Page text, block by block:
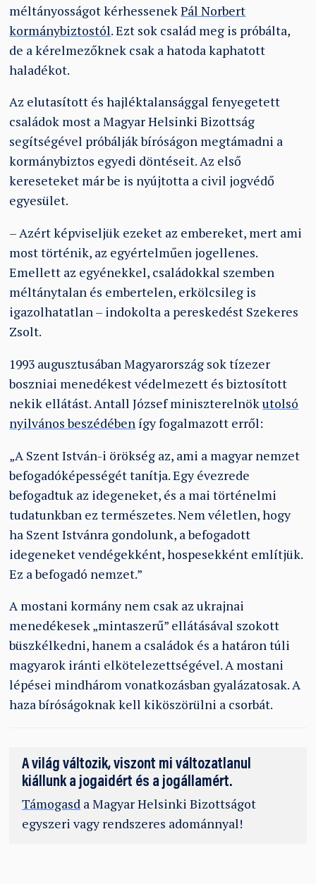
méltányosságot kérhessenekPál Norbert
kormánybiztostól. Ezt sok család meg is próbálta,
de a kérelmezőknek csak a hatoda kaphatott
haladékot.
Az elutasított és hajléktalansággal fenyegetett
családok most a Magyar Helsinki Bizottság
segítségével próbálják bíróságon megtámadni a
kormánybiztos egyedi döntéseit. Az első
kereseteket már be is nyújtotta a civil jogvédő
egyesület.
– Azért képviseljük ezeket az embereket, mert ami
most történik, az egyértelműen jogellenes.
Emellett az egyénekkel, családokkal szemben
méltánytalan és embertelen, erkölcsileg is
igazolhatatlan – indokolta a pereskedést Szekeres
Zsolt.
1993 augusztusában Magyarország sok tízezer
boszniai menedékest védelmezett és biztosított
nekik ellátást. Antall József miniszterelnökutolsó
nyilvános beszédében így fogalmazott erről:
„A Szent István-i örökség az, ami a magyar nemzet
befogadóképességét tanítja. Egy évezrede
befogadtuk az idegeneket, és a mai történelmi
tudatunkban ez természetes. Nem véletlen, hogy
ha Szent Istvánra gondolunk, a befogadott
idegeneket vendégekként, hospesekként említjük.
Ez a befogadó nemzet.”
A mostani kormány nem csak az ukrajnai
menedékesek „mintaszerű” ellátásával szokott
büszkélkedni, hanem a családok és a határon túli
magyarok iránti elkötelezettségével. A mostani
lépései mindhárom vonatkozásban gyalázatosak. A
haza bíróságoknak kell kiköszörülni a csorbát.
A világ változik, viszont mi változatlanul
kiállunk a jogaidért és a jogállamért.
Támogasd a Magyar Helsinki Bizottságot
egyszeri vagy rendszeres adománnyal!